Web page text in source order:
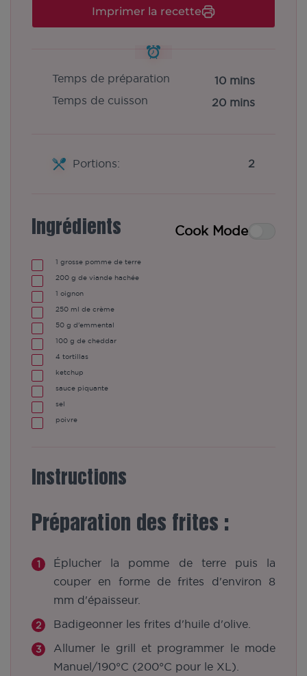
Imprimer la recette
Temps de préparation
10 mins
Temps de cuisson
20 mins
Portions: 2
Ingrédients Cook Mode
1 grosse pomme de terre
200 g de viande hachée
1 oignon
250 ml de crème
50 g d'emmental
100 g de cheddar
4 tortillas
ketchup
sauce piquante
sel
poivre
Instructions
Préparation des frites :
Éplucher la pomme de terre puis la
couper en forme de frites d'environ 8
mm d'épaisseur.
Badigeonner les frites d'huile d'olive.
​Allumer le grill et programmer le mode
Manuel/190°C (200°C pour le XL).